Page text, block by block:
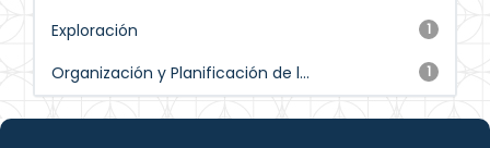
1
Exploración
1
Organización y Planificación de l...